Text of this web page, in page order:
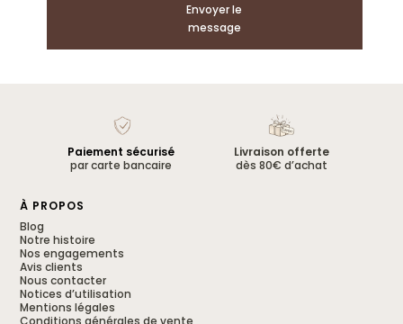
Envoyer le
message
Paiement sécurisé
par carte bancaire
Livraison offerte
dès 80€ d’achat
À PROPOS
Blog
Notre histoire
Nos engagements
Avis clients
Nous contacter
Notices d’utilisation
Mentions légales